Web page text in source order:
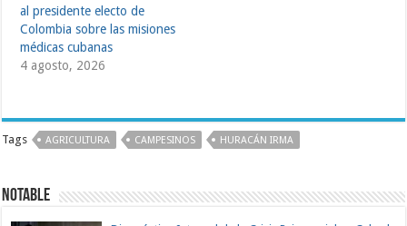
al presidente electo de
Colombia sobre las misiones
médicas cubanas
4 agosto, 2026
Tags AGRICULTURA CAMPESINOS HURACÁN IRMA
Notable